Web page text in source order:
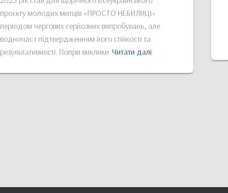
проєкту молодих митців «ПРОСТО НЕБИЛИЦІ»
періодом чергових серйозних випробувань, але
водночас і підтвердженням його стійкості та
результативності. Попри виклики Читати далі